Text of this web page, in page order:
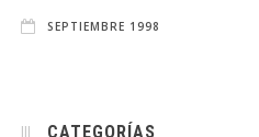
SEPTIEMBRE 1998
CATEGORÍAS